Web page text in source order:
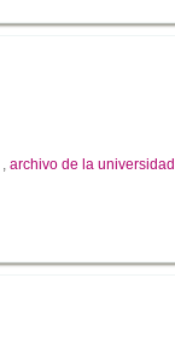
archivo de la universidad